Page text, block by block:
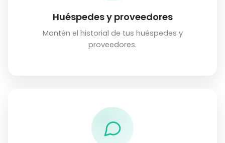
Huéspedes y proveedores
Mantén el historial de tus huéspedes y
proveedores.